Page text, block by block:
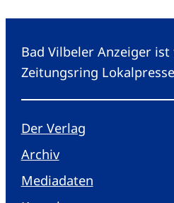
Bad Vilbeler Anzeiger ist
Zeitungsring
Der Verlag
Archiv
Mediadaten